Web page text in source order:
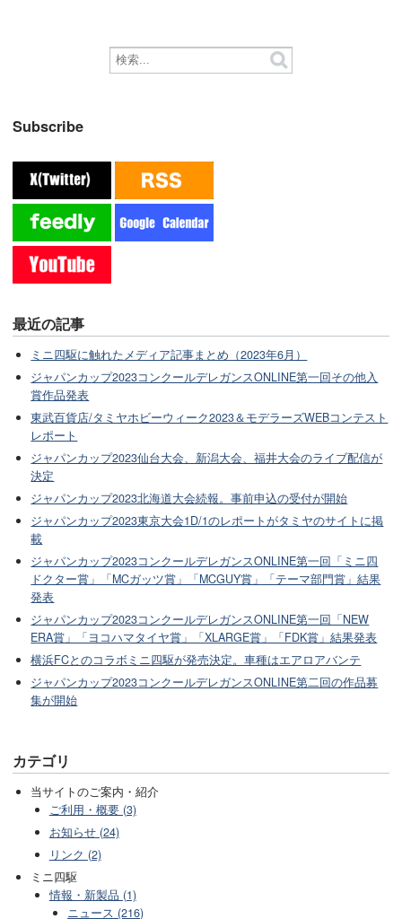
Subscribe
最近の記事
ミニ四駆に触れたメディア記事まとめ（2023年6月）
ジャパンカップ2023コンクールデレガンスONLINE第一回その他入
賞作品発表
東武百貨店/タミヤホビーウィーク2023＆モデラーズWEBコンテスト
レポート
ジャパンカップ2023仙台大会、新潟大会、福井大会のライブ配信が
決定
ジャパンカップ2023北海道大会続報。事前申込の受付が開始
ジャパンカップ2023東京大会1D/1のレポートがタミヤのサイトに掲
載
ジャパンカップ2023コンクールデレガンスONLINE第一回「ミニ四
ドクター賞」「MCガッツ賞」「MCGUY賞」「テーマ部門賞」結果
発表
ジャパンカップ2023コンクールデレガンスONLINE第一回「NEW
ERA賞」「ヨコハマタイヤ賞」「XLARGE賞」「FDK賞」結果発表
横浜FCとのコラボミニ四駆が発売決定。車種はエアロアバンテ
ジャパンカップ2023コンクールデレガンスONLINE第二回の作品募
集が開始
カテゴリ
当サイトのご案内・紹介
ご利用・概要 (3)
お知らせ (24)
リンク (2)
ミニ四駆
情報・新製品 (1)
ニュース (216)